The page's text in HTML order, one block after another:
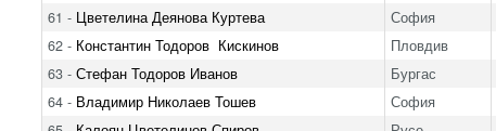
61 - Цветелина Деянова Куртева София
62 - Константин Тодоров Кискинов Пловдив
63 - Стефан Тодоров Иванов Бургас
64 - Владимир Николаев Тошев София